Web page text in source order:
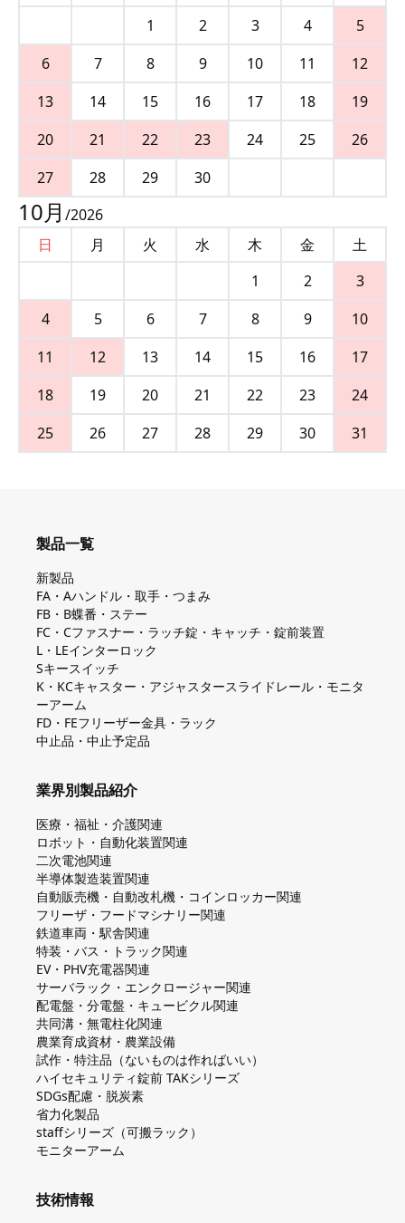
1
2 3 4
5
6
7 8 9 10 11
12
13
14 15 16 17 18
19
20
21 22 23 24 25
26
27
28 29 30
10月 /2026
日
月 火 水 木 金
土
1
2
3
4
5 6 7 8 9
10
11
12 13 14 15 16
17
18
19 20 21 22 23
24
25
26 27 28 29 30 31
製品一覧
新製品
FA・Aハンドル・取手・つまみ
FB・B蝶番・ステー
FC・Cファスナー・ラッチ錠・キャッチ・錠前装置
L・LEインターロック
Sキースイッチ
K・KCキャスター・アジャスタースライドレール・モニタ
ーアーム
FD・FEフリーザー金具・ラック
中止品・中止予定品
業界別製品紹介
医療・福祉・介護関連
ロボット・自動化装置関連
二次電池関連
半導体製造装置関連
自動販売機・自動改札機・コインロッカー関連
フリーザ・フードマシナリー関連
鉄道車両・駅舎関連
特装・バス・トラック関連
EV・PHV充電器関連
サーバラック・エンクロージャー関連
配電盤・分電盤・キュービクル関連
共同溝・無電柱化関連
農業育成資材・農業設備
試作・特注品（ないものは作ればいい）
ハイセキュリティ錠前 TAKシリーズ
SDGs配慮・脱炭素
省力化製品
staffシリーズ（可搬ラック）
モニターアーム
技術情報